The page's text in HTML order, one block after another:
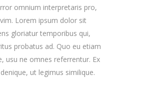
omnium interpretaris pro,
Lorem ipsum dolor sit
gloriatur temporibus qui,
probatus ad. Quo eu etiam
usu ne omnes referrentur. Ex
ut legimus similique.